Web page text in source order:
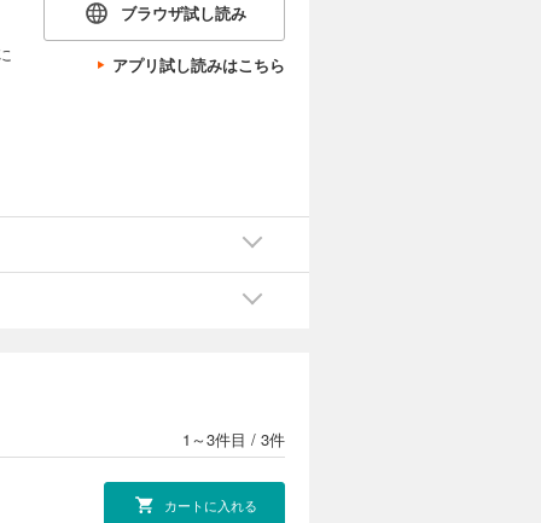
ブラウザ試し読み
アプリ試し読みはこちら
1～3件目 / 3件
カートに入れる